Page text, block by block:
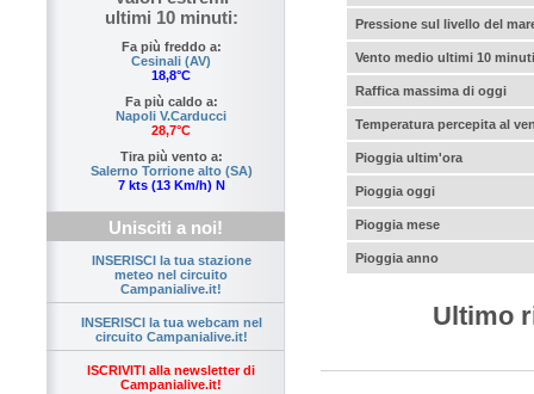
ultimi 10 minuti:
Fa più freddo a:
Cesinali (AV)
18,8°C
Fa più caldo a:
Napoli V.Carducci
28,7°C
Tira più vento a:
Salerno Torrione alto (SA)
7 kts (13 Km/h) N
Unisciti a noi!
INSERISCI la tua stazione
meteo nel circuito
Campanialive.it!
INSERISCI la tua webcam nel
circuito Campanialive.it!
ISCRIVITI alla newsletter di
Campanialive.it!
Pressione sul livello del
Vento medio ultimi 10 minuti
Raffica massima di oggi
Temperatura percepita al
Pioggia ultim'ora
Pioggia oggi
Pioggia mese
Pioggia anno
Ultimo